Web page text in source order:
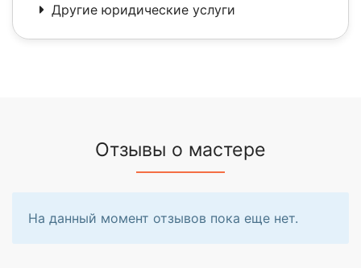
Другие юридические услуги
Отзывы о мастере
На данный момент отзывов пока еще нет.